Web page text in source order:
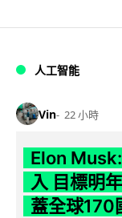
人工智能
Vin 22 小時
Elon
入 目標明
蓋全球170